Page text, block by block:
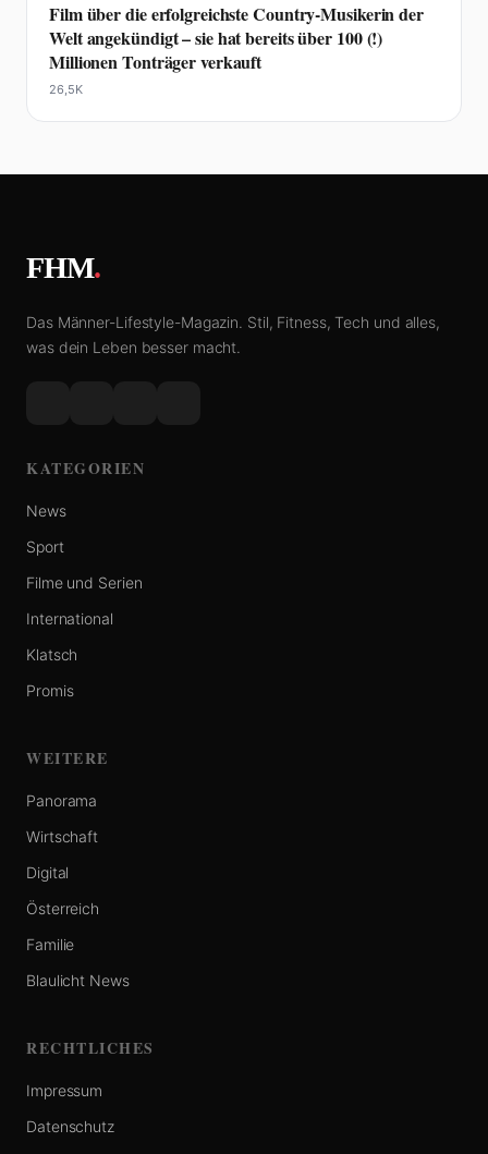
Film über die erfolgreichste Country-Musikerin der
Welt angekündigt – sie hat bereits über 100 (!)
Millionen Tonträger verkauft
26,5K
FHM.
Das Männer-Lifestyle-Magazin. Stil, Fitness, Tech und alles,
was dein Leben besser macht.
KATEGORIEN
News
Sport
Filme und Serien
International
Klatsch
Promis
WEITERE
Panorama
Wirtschaft
Digital
Österreich
Familie
Blaulicht News
RECHTLICHES
Impressum
Datenschutz